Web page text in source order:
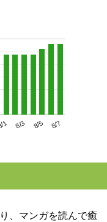
1 8/3 8/5 8/7
、マンガを読んで癒